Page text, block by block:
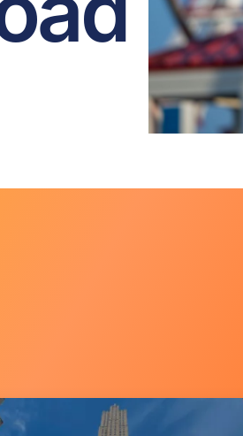
Página Página
PáginaPágina